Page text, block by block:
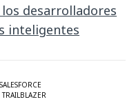
desarrolladores
inteligentes
SALESFORCE
TRAILBLAZER